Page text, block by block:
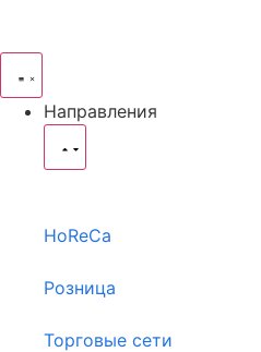
Направления
HoReCa
Розница
Торговые сети